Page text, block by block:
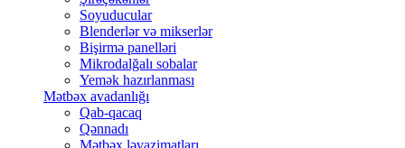
Soyuducular
Blenderlər və mikserlər
Bişirmə panelləri
Mikrodalğalı sobalar
Yemək hazırlanması
Mətbəx avadanlığı
Qab-qacaq
Qənnadı
Mətbəx ləvazimatları